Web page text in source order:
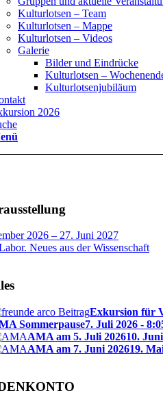
Kulturlotsen – Team
Kulturlotsen – Mappe
Kulturlotsen – Videos
Galerie
Bilder und Eindrücke
Kulturlotsen –
Kulturlotsenjubiläum
2026
2026 – 27. Juni 2027
Neues aus der Wissenschaft
Exkursion für
Sommerpause7. Juli 2026 -
AMA am 5. Juli 202610.
AMA am 7. Juni 202619.